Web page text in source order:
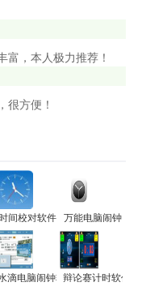
，本人极力推荐！
很方便！
间校对软件 万能电脑闹钟
滴电脑闹钟软件辩论赛计时软件